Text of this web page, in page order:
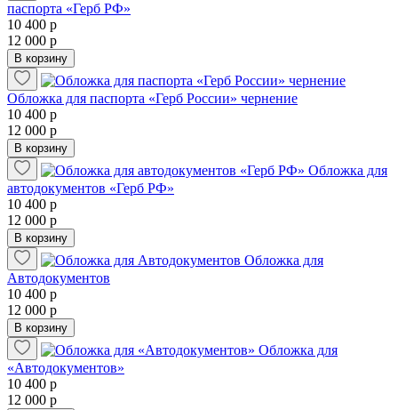
паспорта «Герб РФ»
10 400 р
12 000 р
В корзину
Обложка для паспорта «Герб России» чернение
10 400 р
12 000 р
В корзину
Обложка для
автодокументов «Герб РФ»
10 400 р
12 000 р
В корзину
Обложка для
Автодокументов
10 400 р
12 000 р
В корзину
Обложка для
«Автодокументов»
10 400 р
12 000 р